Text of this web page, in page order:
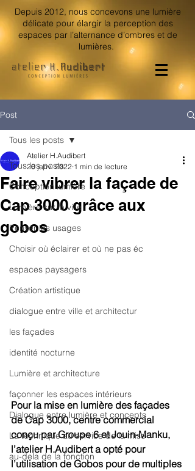
Depuis 2012, nous concevons une lumière
délicate pour élargir la perception des
espaces par l’alternance d’ombres et de
lumières.
Post
Tous les posts
Conception lumière
Lumière sur la ville
Penser les usages
Choisir où éclairer et où ne pas éc
espaces paysagers
Création artistique
dialogue entre ville et architectur
les façades
identité nocturne
Lumière et architecture
façonner les espaces intérieurs
Dialogue entre lumière et concepts
La technique au service de la mise
au-dela de la fonction
Tous les posts
Faire vibrer la façade de
Cap 3000 grâce aux
gobos
Atelier H.Audibert
20 janv. 2022 1 min de lecture
Pour la mise en lumière des façades
de Cap 3000, centre commercial
conçu par Groupe 6 et Jouin-Manku,
l’atelier H.Audibert a opté pour
l’utilisation de Gobos pour de multiples